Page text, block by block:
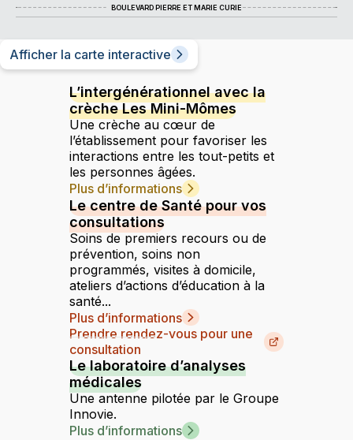
BOULEVARD PIERRE ET MARIE CURIE
Afficher la carte interactive
L’intergénérationnel avec la
crèche Les Mini-Mômes
Une crèche au cœur de
l’établissement pour favoriser les
interactions entre les tout-petits et
les personnes âgées.
Plus d’informations
Le centre de Santé pour vos
consultations
Soins de premiers recours ou de
prévention, soins non
programmés, visites à domicile,
ateliers d’actions d’éducation à la
santé...
Plus d’informations
Prendre rendez-vous pour une
consultation
Le laboratoire d’analyses
médicales
Une antenne pilotée par le Groupe
Innovie.
Plus d’informations